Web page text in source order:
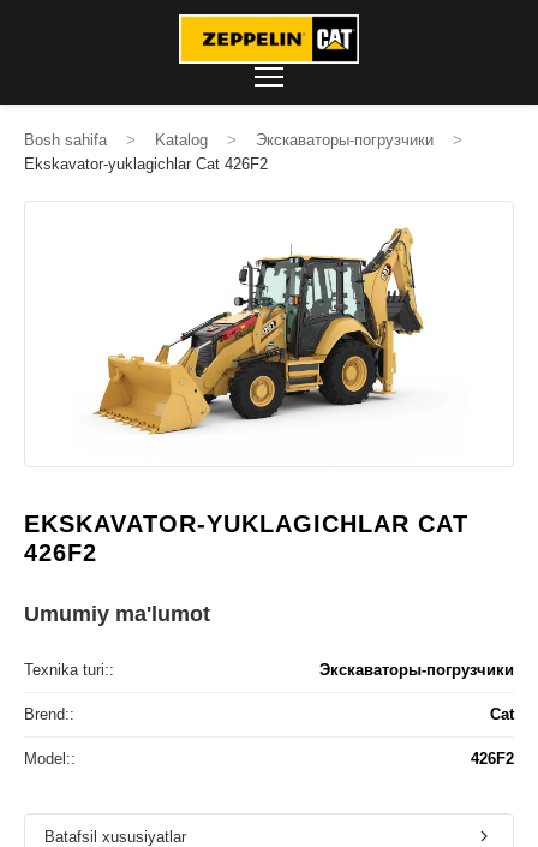
Bosh sahifa > Katalog > Экскаваторы-погрузчики
>
Ekskavator-yuklagichlar Cat 426F2
EKSKAVATOR-YUKLAGICHLAR CAT
426F2
Umumiy ma'lumot
Texnika turi:: Экскаваторы-погрузчики
Brend:: Cat
Model:: 426F2
Batafsil xususiyatlar